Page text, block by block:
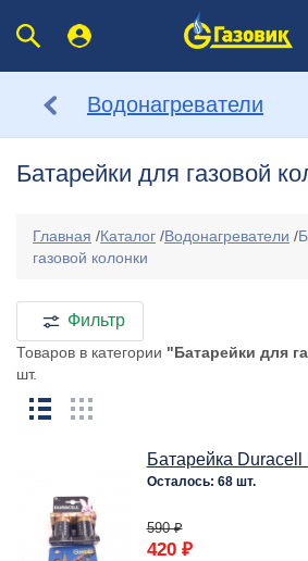
Водонагреватели
Батарейки для газовой
Главная /Каталог /Водонагреватели /
газовой колонки
Фильтр
Товаров в категории "Батарейки для
шт.
Батарейка Duracell
Осталось: 68 шт.
590 ₽
420 ₽